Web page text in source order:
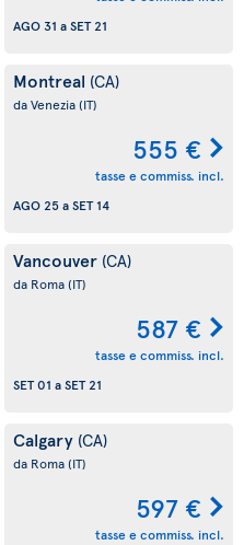
AGO 31 aSET 21
Montreal (CA)
da Venezia(IT)
555 €
tasse e commiss. incl.
AGO 25aSET 14
Vancouver (CA)
da Roma(IT)
587 €
tasse e commiss. incl.
SET 01 aSET 21
Calgary (CA)
da Roma(IT)
597 €
tasse e commiss. incl.